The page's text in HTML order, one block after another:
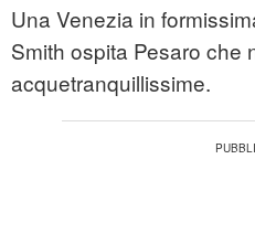
Una Venezia in
Smith ospita Pesaro che
acquetranquillissime.